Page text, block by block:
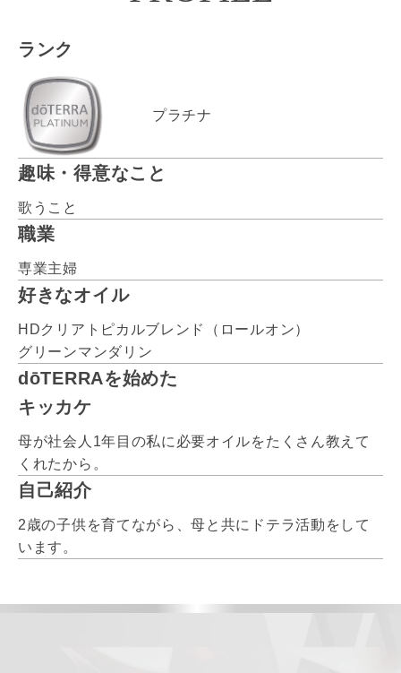
ランク
プラチナ
趣味・得意なこと
歌うこと
職業
専業主婦
好きなオイル
HDクリアトピカルブレンド（ロールオン）
グリーンマンダリン
dōTERRAを始めた
キッカケ
母が社会人1年目の私に必要オイルをたくさん教えて
くれたから。
自己紹介
2歳の子供を育てながら、母と共にドテラ活動をして
います。